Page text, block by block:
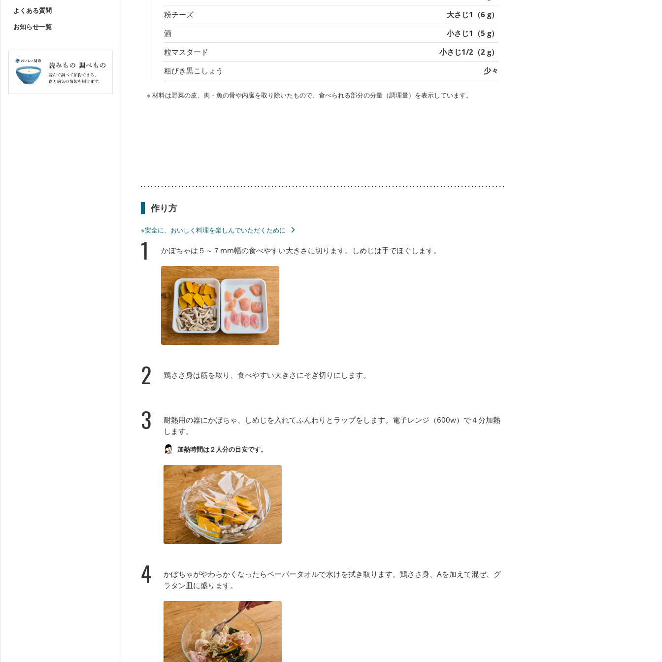
よくある質問
お知らせ一覧
粉チーズ
大さじ1（6 g）
酒
小さじ1（5 g）
粒マスタード
小さじ1/2（2 g）
粗びき黒こしょう
少々
※ 材料は野菜の皮、肉・魚の骨や内臓を取り除いたもので、食べられる部分の分量（調理量）を表示しています。
作り方
※安全に、おいしく料理を楽しんでいただくために
1 かぼちゃは５～７mm幅の食べやすい大きさに切ります。しめじは手でほぐします。
2 鶏ささ身は筋を取り、食べやすい大きさにそぎ切りにします。
3
耐熱用の器にかぼちゃ、しめじを入れてふんわりとラップをします。電子レンジ（600w）で４分加熱
します。
加熱時間は２人分の目安です。
4
かぼちゃがやわらかくなったらペーパータオルで水けを拭き取ります。鶏ささ身、Aを加えて混ぜ、グ
ラタン皿に盛ります。